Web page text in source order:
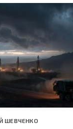
ШЕВЧЕНКО